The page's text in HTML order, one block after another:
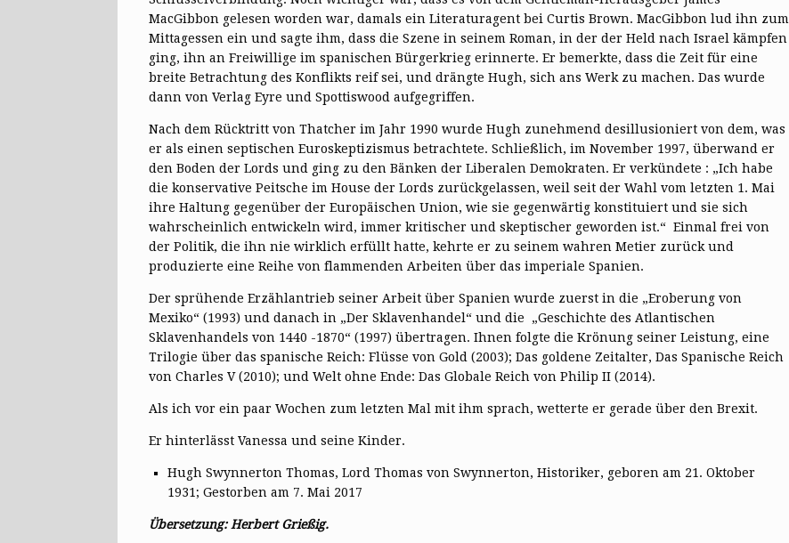
MacGibbon gelesen worden war, damals ein Literaturagent bei Curtis Brown. MacGibbon lud ihn zum
Mittagessen ein und sagte ihm, dass die Szene in seinem Roman, in der der Held nach Israel kämpfen
ging, ihn an Freiwillige im spanischen Bürgerkrieg erinnerte. Er bemerkte, dass die Zeit für eine
breite Betrachtung des Konflikts reif sei, und drängte Hugh, sich ans Werk zu machen. Das wurde
dann von Verlag Eyre und Spottiswood aufgegriffen.
Nach dem Rücktritt von Thatcher im Jahr 1990 wurde Hugh zunehmend desillusioniert von dem, was
er als einen septischen Euroskeptizismus betrachtete. Schließlich, im November 1997, überwand er
den Boden der Lords und ging zu den Bänken der Liberalen Demokraten. Er verkündete : „Ich habe
die konservative Peitsche im House der Lords zurückgelassen, weil seit der Wahl vom letzten 1. Mai
ihre Haltung gegenüber der Europäischen Union, wie sie gegenwärtig konstituiert und sie sich
wahrscheinlich entwickeln wird, immer kritischer und skeptischer geworden ist.“ Einmal frei von
der Politik, die ihn nie wirklich erfüllt hatte, kehrte er zu seinem wahren Metier zurück und
produzierte eine Reihe von flammenden Arbeiten über das imperiale Spanien.
Der sprühende Erzählantrieb seiner Arbeit über Spanien wurde zuerst in die „Eroberung von
Mexiko“ (1993) und danach in „Der Sklavenhandel“ und die „Geschichte des Atlantischen
Sklavenhandels von 1440 -1870“ (1997) übertragen. Ihnen folgte die Krönung seiner Leistung, eine
Trilogie über das spanische Reich: Flüsse von Gold (2003); Das goldene Zeitalter, Das Spanische Reich
von Charles V (2010); und Welt ohne Ende: Das Globale Reich von Philip II (2014).
Als ich vor ein paar Wochen zum letzten Mal mit ihm sprach, wetterte er gerade über den Brexit.
Er hinterlässt Vanessa und seine Kinder.
Hugh Swynnerton Thomas, Lord Thomas von Swynnerton, Historiker, geboren am 21. Oktober
1931; Gestorben am 7. Mai 2017
Übersetzung: Herbert Grießig.